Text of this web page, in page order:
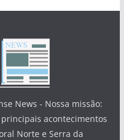
News - Nossa missão:
acontecimentos
Norte e Serra da